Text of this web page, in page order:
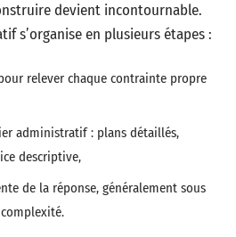
devient incontournable.
s’organise en plusieurs étapes :
relever chaque contrainte propre
administratif : plans détaillés,
descriptive,
de la réponse, généralement sous